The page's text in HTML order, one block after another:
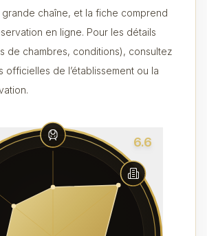
grande chaîne, et la fiche comprend
en ligne. Pour les détails
de chambres, conditions), consultez
officielles de l’établissement ou la
6.6